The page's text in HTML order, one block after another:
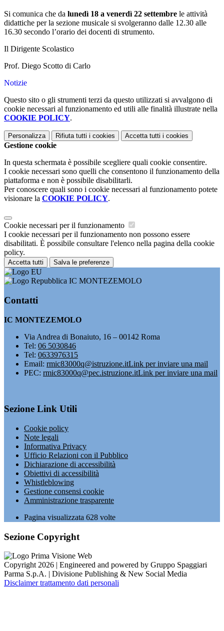
Si comunica che da lunedì 18 a venerdì 22 settembre le attività
didattiche per la sezione musicale si svolgeranno dalle 12.30 alle
16.30 secondo l’orario dei docenti di strumento.
Il Dirigente Scolastico
Prof. Diego Scotto di Carlo
Notizie
Questo sito o gli strumenti terzi da questo utilizzati si avvalgono di
cookie necessari al funzionamento ed utili alle finalità illustrate nella
COOKIE POLICY.
Personalizza Rifiuta tutti i cookies Accetta tutti i cookies
Gestione cookie
In questa schermata è possibile scegliere quali cookie consentire.
I cookie necessari sono quelli che consentono il funzionamento della
piattaforma e non è possibile disabilitarli.
Per conoscere quali sono i cookie necessari al funzionamento potete
visionare la COOKIE POLICY.
Cookie necessari per il funzionamento
I cookie necessari per il funzionamento non possono essere
disabilitati. È possibile consultare l'elenco nella pagina della cookie
policy.
Accetta tutti Salva le preferenze
IC MONTEZEMOLO
Contatti
IC MONTEZEMOLO
Via Andrea di Bonaiuto, 16 – 00142 Roma
Tel: 06 5030846
Tel: 0633976315
Email: rmic83000q@istruzione.itLink per inviare una mail
PEC: rmic83000q@pec.istruzione.itLink per inviare una mail
Sezione Link Utili
Cookie policy
Note legali
Informativa Privacy
Ufficio Relazioni con il Pubblico
Dichiarazione di accessibilità
Obiettivi di accessibilità
Whistleblowing
Gestione consensi cookie
Amministrazione trasparente
Pagina visualizzata 628 volte
Sezione Copyright
Copyright 2026 | Engineered and powered by Gruppo Spaggiari
Parma S.p.A. | Divisione Publishing & New Social Media
Disclaimer trattamento dati personali